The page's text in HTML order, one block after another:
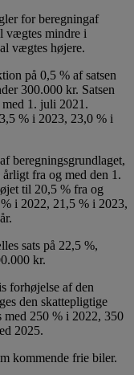
for beregningaf
vægtes mindre i
vægtes højere.
på 0,5 % af satsen
300.000 kr. Satsen
1. juli 2021.
% i 2023, 23,0 % i
beregningsgrundlaget,
fra og med den 1.
til 20,5 % fra og
i 2022, 21,5 % i 2023,
sats på 22,5 %,
kr.
forhøjelse af den
den skattepligtige
250 % i 2022, 350
2025.
kommende frie biler.